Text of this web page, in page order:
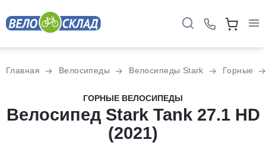
Главная Велосипеды Велосипеды Stark Горные
ГОРНЫЕ ВЕЛОСИПЕДЫ
Велосипед Stark Tank 27.1 HD
(2021)
Разбейте
оплатуна части
без переплат